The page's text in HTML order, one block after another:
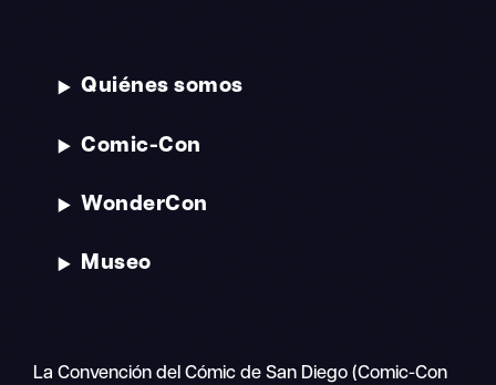
Quiénes somos
Comic-Con
WonderCon
Museo
La Convención del Cómic de San Diego (Comic-Con